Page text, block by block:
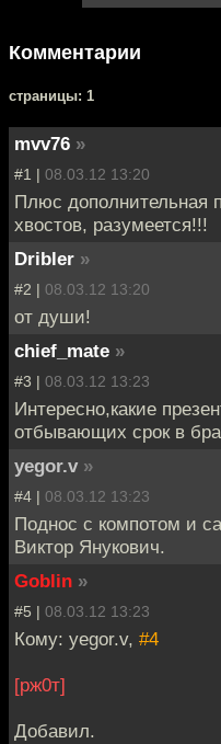
Комментарии
cтраницы: 1
mvv76 »
#1 | 08.03.12 13:20
Плюс дополнительная
хвостов, разумеется!!!
Dribler »
#2 | 08.03.12 13:20
от души!
chief_mate »
#3 | 08.03.12 13:23
Интересно,какие
отбывающих срок в
yegor.v »
#4 | 08.03.12 13:23
Поднос с компотом и
Виктор Янукович.
Goblin »
#5 | 08.03.12 13:23
Кому: yegor.v, #4
[рж0т]
Добавил.